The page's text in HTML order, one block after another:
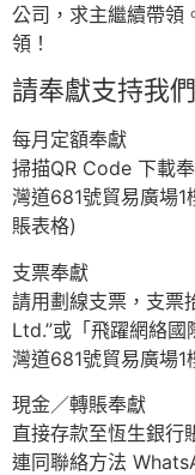
公司，求主繼續帶領
領！
請奉獻支持我
每月定額奉獻
掃描QR Code 下載
灣道681號貿易廣場
賬表格)
支票奉獻
請用劃線支票，支
Ltd.”或「飛躍網絡
灣道681號貿易廣場1
現金／轉賬奉獻
直接存款至恆生銀
連同聯絡方法